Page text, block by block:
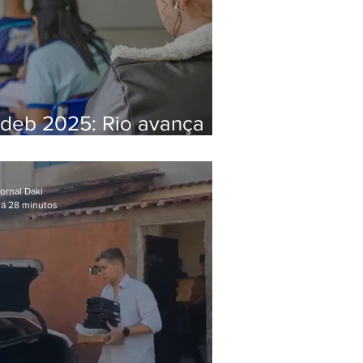
2025: Rio avança
da média nacional
Daki
28 minutos